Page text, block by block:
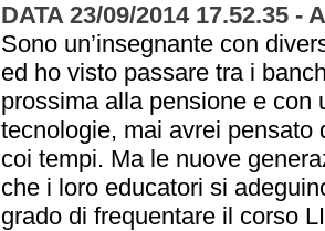
DATA 23/09/2014 17.52.35 -
Sono un’insegnante con
ed ho visto passare tra i
prossima alla pensione e con
tecnologie, mai avrei pensato
coi tempi. Ma le nuove
che i loro educatori si
grado di frequentare il corso